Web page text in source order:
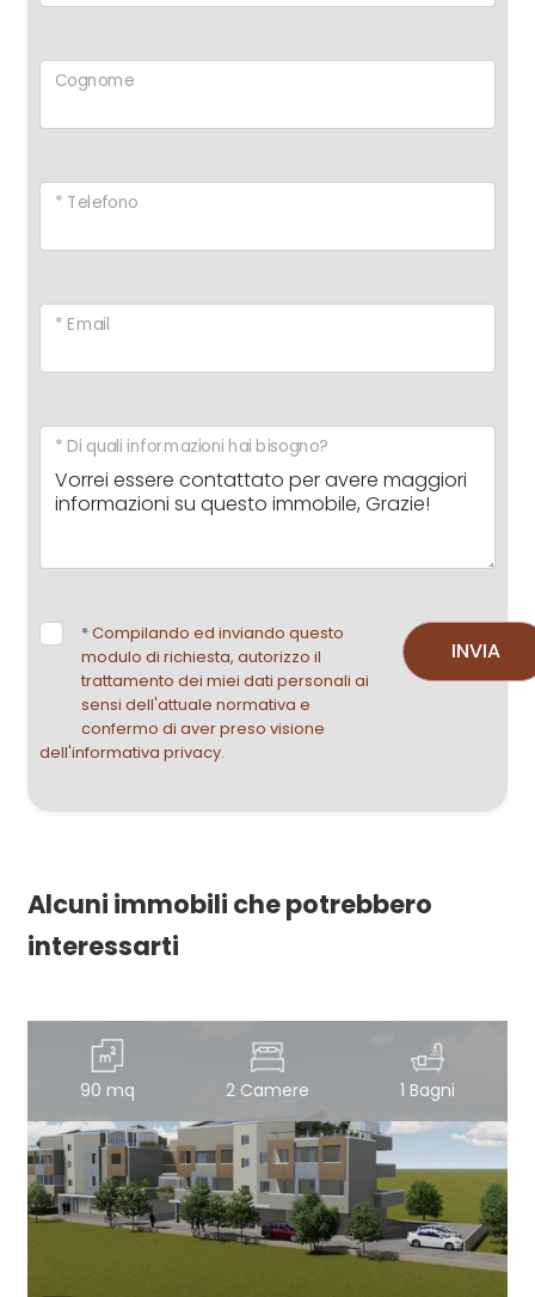
Cognome
* Telefono
* Email
* Di quali informazioni hai bisogno?
*Compilando ed inviando questo
modulo di richiesta, autorizzo il
trattamento dei miei dati personali ai
sensi dell'attuale normativa e
confermo di aver preso visione
dell'informativa privacy.
INVIA
Alcuni immobili che potrebbero
interessarti
90 mq 2 Camere 1 Bagni